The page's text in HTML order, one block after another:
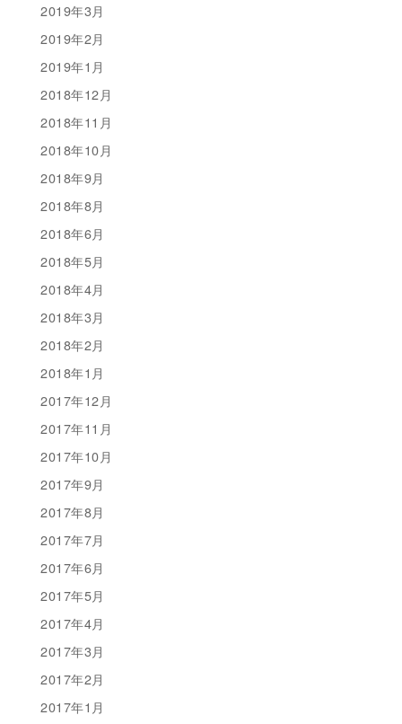
2019年3月
2019年2月
2019年1月
2018年12月
2018年11月
2018年10月
2018年9月
2018年8月
2018年6月
2018年5月
2018年4月
2018年3月
2018年2月
2018年1月
2017年12月
2017年11月
2017年10月
2017年9月
2017年8月
2017年7月
2017年6月
2017年5月
2017年4月
2017年3月
2017年2月
2017年1月